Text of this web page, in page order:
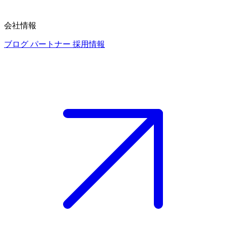
会社情報
ブログ パートナー 採用情報